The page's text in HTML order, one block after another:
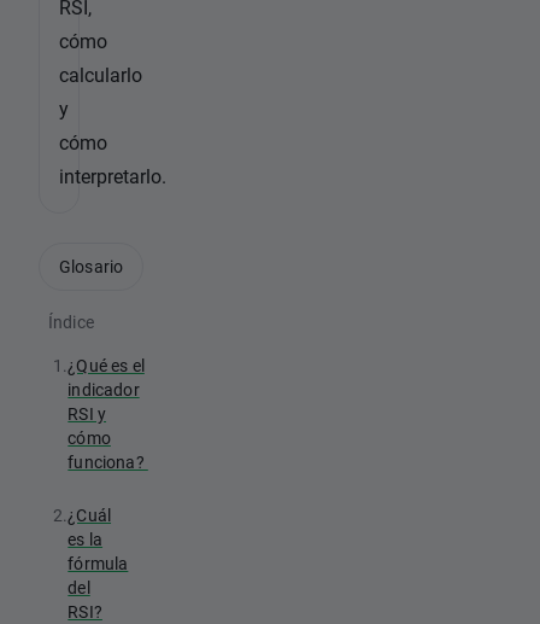
RSI,
cómo
calcularlo
y
cómo
interpretarlo.
Índice
1.¿Qué es el
indicador
RSI y
cómo
funciona?
2.¿Cuál
es la
fórmula
del
RSI?
Glosario